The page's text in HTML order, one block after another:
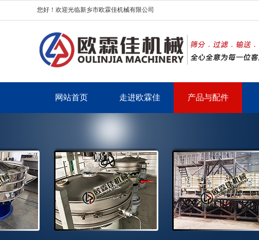
您好！欢迎光临新乡市欧霖佳机械有限公司
网站首页 走进欧霖佳 产品与配件